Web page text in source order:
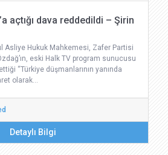
açtığı dava reddedildi – Şirin
Asliye Hukuk Mahkemesi, Zafer Partisi
eski Halk TV program sunucusu
“Türkiye düşmanlarının yanında
olarak…
Detaylı Bilgi